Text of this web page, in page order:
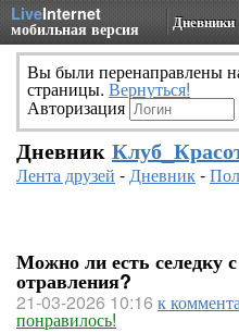
LiveInternet
мобильная версия Дневники
Вы были перенаправлены
страницы. Вернуться!
Авторизация
Дневник
Лента друзей -Дневник-
Можно ли есть селедку
отравления?
21-03-2026 10:16 к
понравилось!